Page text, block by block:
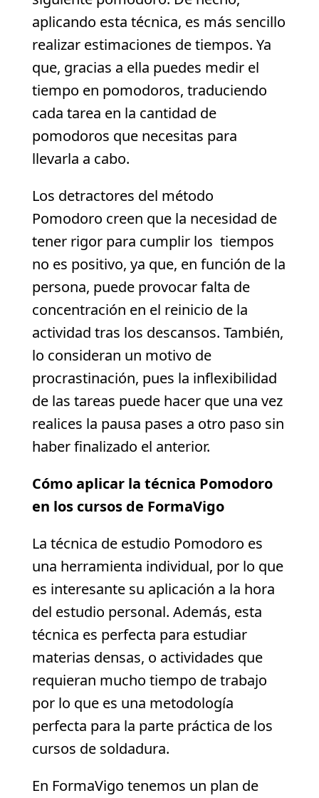
aplicando esta técnica, es más sencillo
realizar estimaciones de tiempos. Ya
que, gracias a ella puedes medir el
tiempo en pomodoros, traduciendo
cada tarea en la cantidad de
pomodoros que necesitas para
llevarla a cabo.
Los detractores del método
Pomodoro creen que la necesidad de
tener rigor para cumplir los tiempos
no es positivo, ya que, en función de la
persona, puede provocar falta de
concentración en el reinicio de la
actividad tras los descansos. También,
lo consideran un motivo de
procrastinación, pues la inflexibilidad
de las tareas puede hacer que una vez
realices la pausa pases a otro paso sin
haber finalizado el anterior.
Cómo aplicar la técnica Pomodoro
en los cursos de FormaVigo
La técnica de estudio Pomodoro es
una herramienta individual, por lo que
es interesante su aplicación a la hora
del estudio personal. Además, esta
técnica es perfecta para estudiar
materias densas, o actividades que
requieran mucho tiempo de trabajo
por lo que es una metodología
perfecta para la parte práctica de los
cursos de soldadura.
En FormaVigo tenemos un plan de